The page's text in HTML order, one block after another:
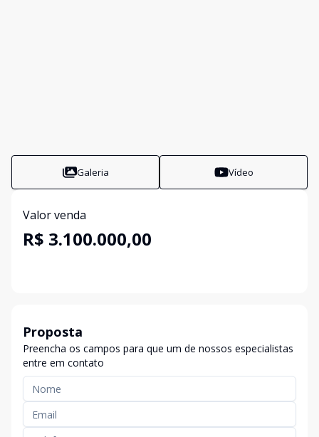
Galeria Vídeo
Valor venda
R$ 3.100.000,00
Proposta
Preencha os campos para que um de nossos especialistas
entre em contato